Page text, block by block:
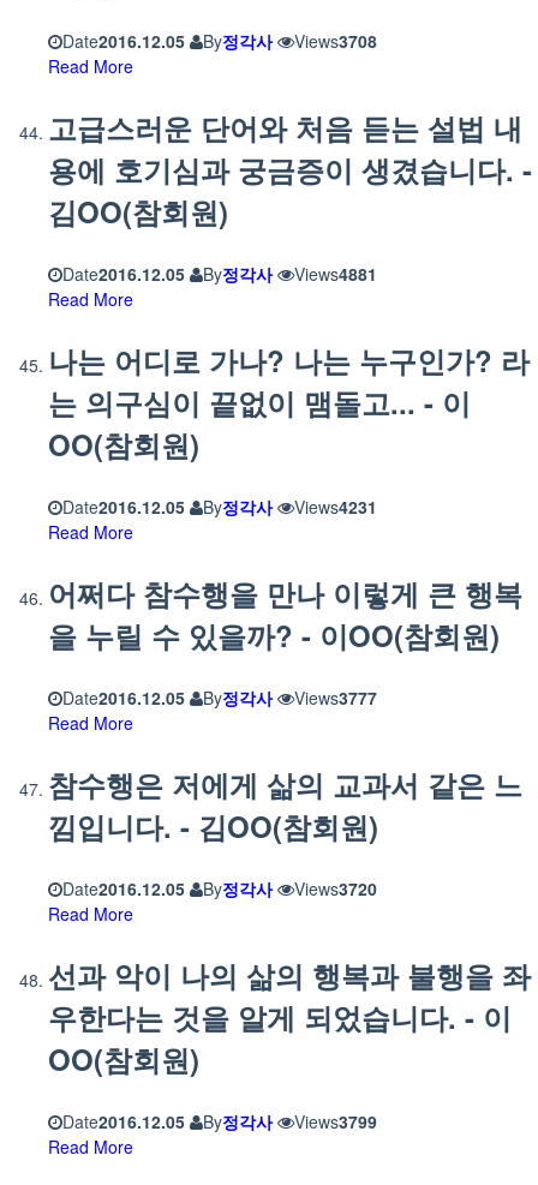
Date2016.12.05 By정각사 Views3708
Read More
고급스러운 단어와 처음 듣는 설법 내
용에 호기심과 궁금증이 생겼습니다. -
김OO(참회원)
Date2016.12.05 By정각사 Views4881
Read More
나는 어디로 가나? 나는 누구인가? 라
는 의구심이 끝없이 맴돌고... - 이
OO(참회원)
Date2016.12.05 By정각사 Views4231
Read More
어쩌다 참수행을 만나 이렇게 큰 행복
을 누릴 수 있을까? - 이OO(참회원)
Date2016.12.05 By정각사 Views3777
Read More
참수행은 저에게 삶의 교과서 같은 느
낌입니다. - 김OO(참회원)
Date2016.12.05 By정각사 Views3720
Read More
선과 악이 나의 삶의 행복과 불행을 좌
우한다는 것을 알게 되었습니다. - 이
OO(참회원)
Date2016.12.05 By정각사 Views3799
Read More